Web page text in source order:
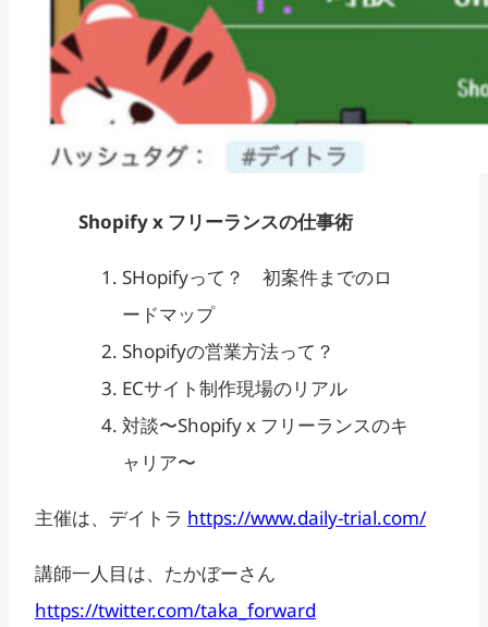
Shopify x フリーランスの仕事術
SHopifyって？ 初案件までのロ
ードマップ
Shopifyの営業方法って？
ECサイト制作現場のリアル
対談〜Shopify x フリーランスのキ
ャリア〜
主催は、デイトラ https://www.daily-trial.com/
講師一人目は、たかぼーさん
https://twitter.com/taka_forward